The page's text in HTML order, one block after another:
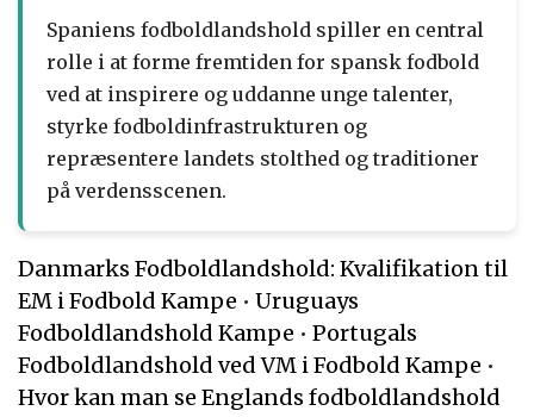
Spaniens fodboldlandshold spiller en central
rolle i at forme fremtiden for spansk fodbold
ved at inspirere og uddanne unge talenter,
styrke fodboldinfrastrukturen og
repræsentere landets stolthed og traditioner
på verdensscenen.
Danmarks Fodboldlandshold: Kvalifikation til
EM i Fodbold Kampe • Uruguays
Fodboldlandshold Kampe • Portugals
Fodboldlandshold ved VM i Fodbold Kampe •
Hvor kan man se Englands fodboldlandshold